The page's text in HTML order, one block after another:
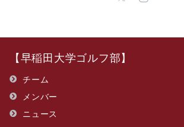
【早稲田大学ゴルフ部】
チーム
メンバー
ニュース